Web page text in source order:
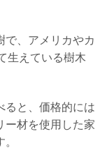
で、アメリカやカ
生えている樹木
ると、価格的には
ー材を使用した家